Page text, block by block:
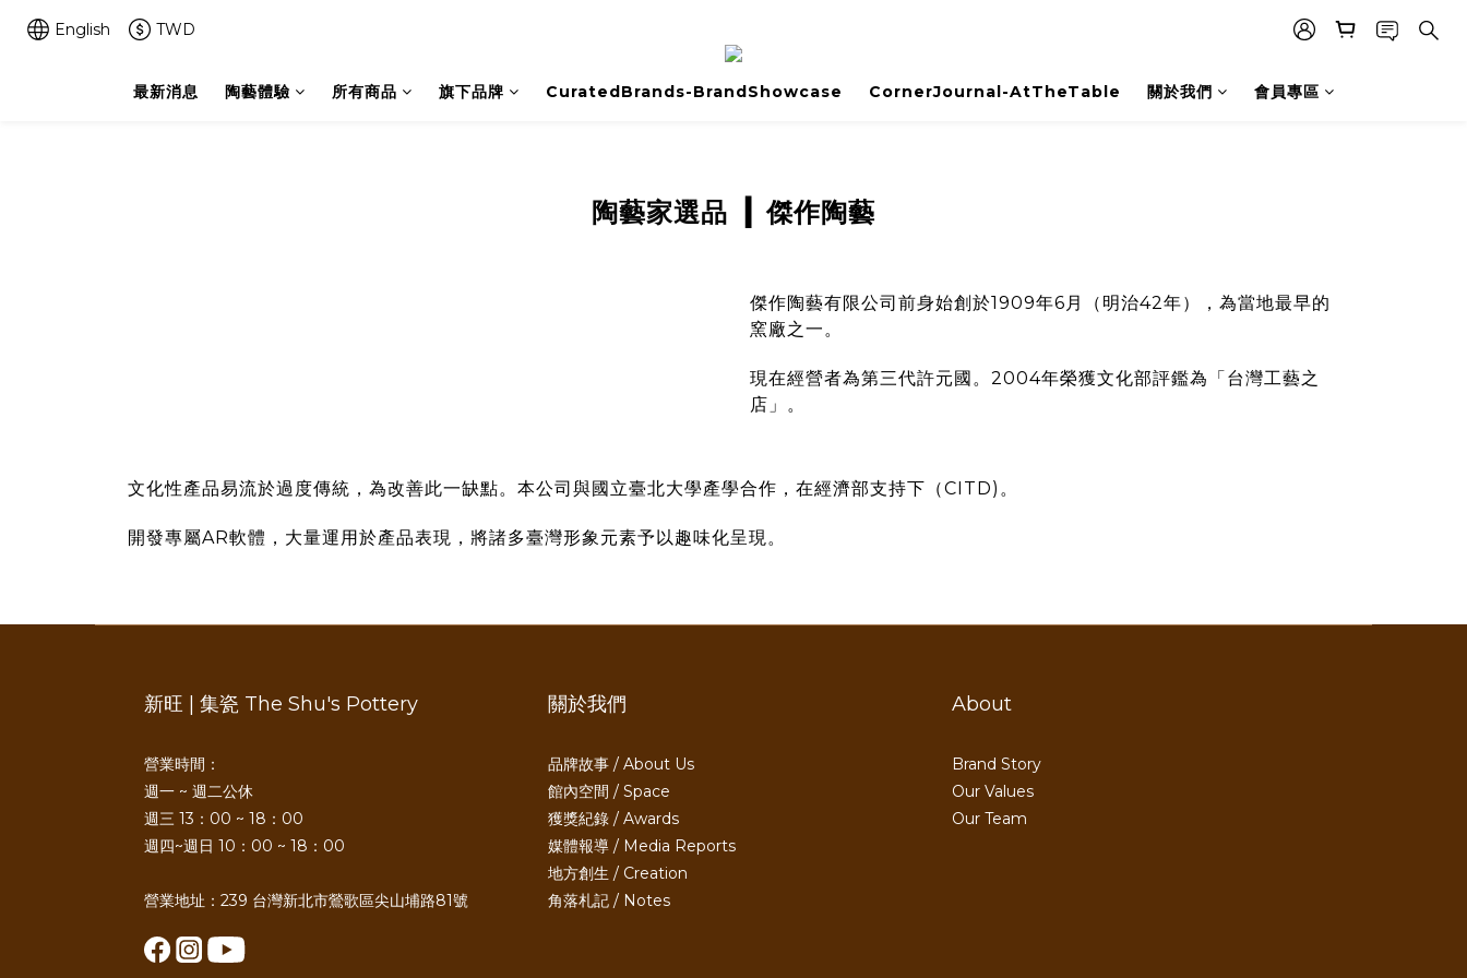
English TWD
最新消息 陶藝體驗 所有商品 旗下品牌 CuratedBrands-BrandShowcase CornerJournal-AtTheTable 關於我們 會員專區
陶藝家選品 ▎傑作陶藝
傑作陶藝有限公司前身始創於1909年6月（明治42年），為當地最早的
窯廠之一。
現在經營者為第三代許元國。2004年榮獲文化部評鑑為「台灣工藝之
店」。
文化性產品易流於過度傳統，為改善此一缺點。本公司與國立臺北大學產學合作，在經濟部支持下（CITD)。
開發專屬AR軟體，大量運用於產品表現，將諸多臺灣形象元素予以趣味化呈現。
新旺 | 集瓷 The Shu's Pottery
營業時間：
週一 ~ 週二公休
週三 13：00 ~ 18：00
週四~週日 10：00 ~ 18：00
營業地址：239 台灣新北市鶯歌區尖山埔路81號
關於我們
品牌故事 / About Us
館內空間 / Space
獲獎紀錄 / Awards
媒體報導 / Media Reports
地方創生 / Creation
角落札記 / Notes
About
Brand Story
Our Values
Our Team